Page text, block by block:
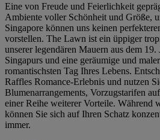
Eine von Freude und Feierlichkeit
Ambiente voller Schönheit und Größe,
Singapore können uns keinen
vorstellen. The Lawn ist ein üppiger
unserer legendären Mauern aus dem
Singapurs und eine geräumige und
romantischsten Tag Ihres Lebens.
Raffles Romance-Erlebnis und nutzen
Blumenarrangements, Vorzugstarifen
einer Reihe weiterer Vorteile. Während
können Sie sich auf Ihren Schatz
immer.